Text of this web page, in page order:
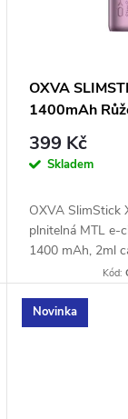
OXVA
1400mAh
399 Kč
Skladem
OXVA SlimStick
plnitelná MTL e-
1400 mAh, 2ml
plněním a
Kód:
Novinka